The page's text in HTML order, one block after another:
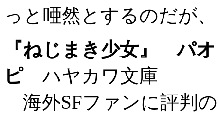
っと唖然とするのだが
『ねじまき少女』 パ
ピハヤカワ文庫
海外SFファンに評判